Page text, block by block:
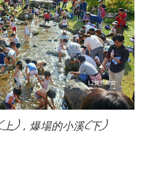
)，爆場的小溪(下)